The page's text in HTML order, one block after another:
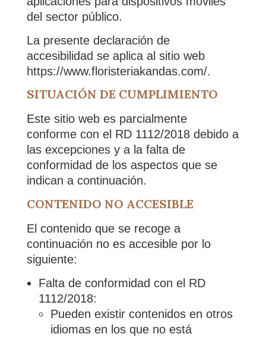
del sector público.
La presente declaración de
accesibilidad se aplica al sitio web
https://www.floristeriakandas.com/.
SITUACIÓN DE CUMPLIMIENTO
Este sitio web es parcialmente
conforme con el RD 1112/2018 debido a
las excepciones y a la falta de
conformidad de los aspectos que se
indican a continuación.
CONTENIDO NO ACCESIBLE
El contenido que se recoge a
continuación no es accesible por lo
siguiente:
Falta de conformidad con el RD
1112/2018:
Pueden existir contenidos en otros
idiomas en los que no está